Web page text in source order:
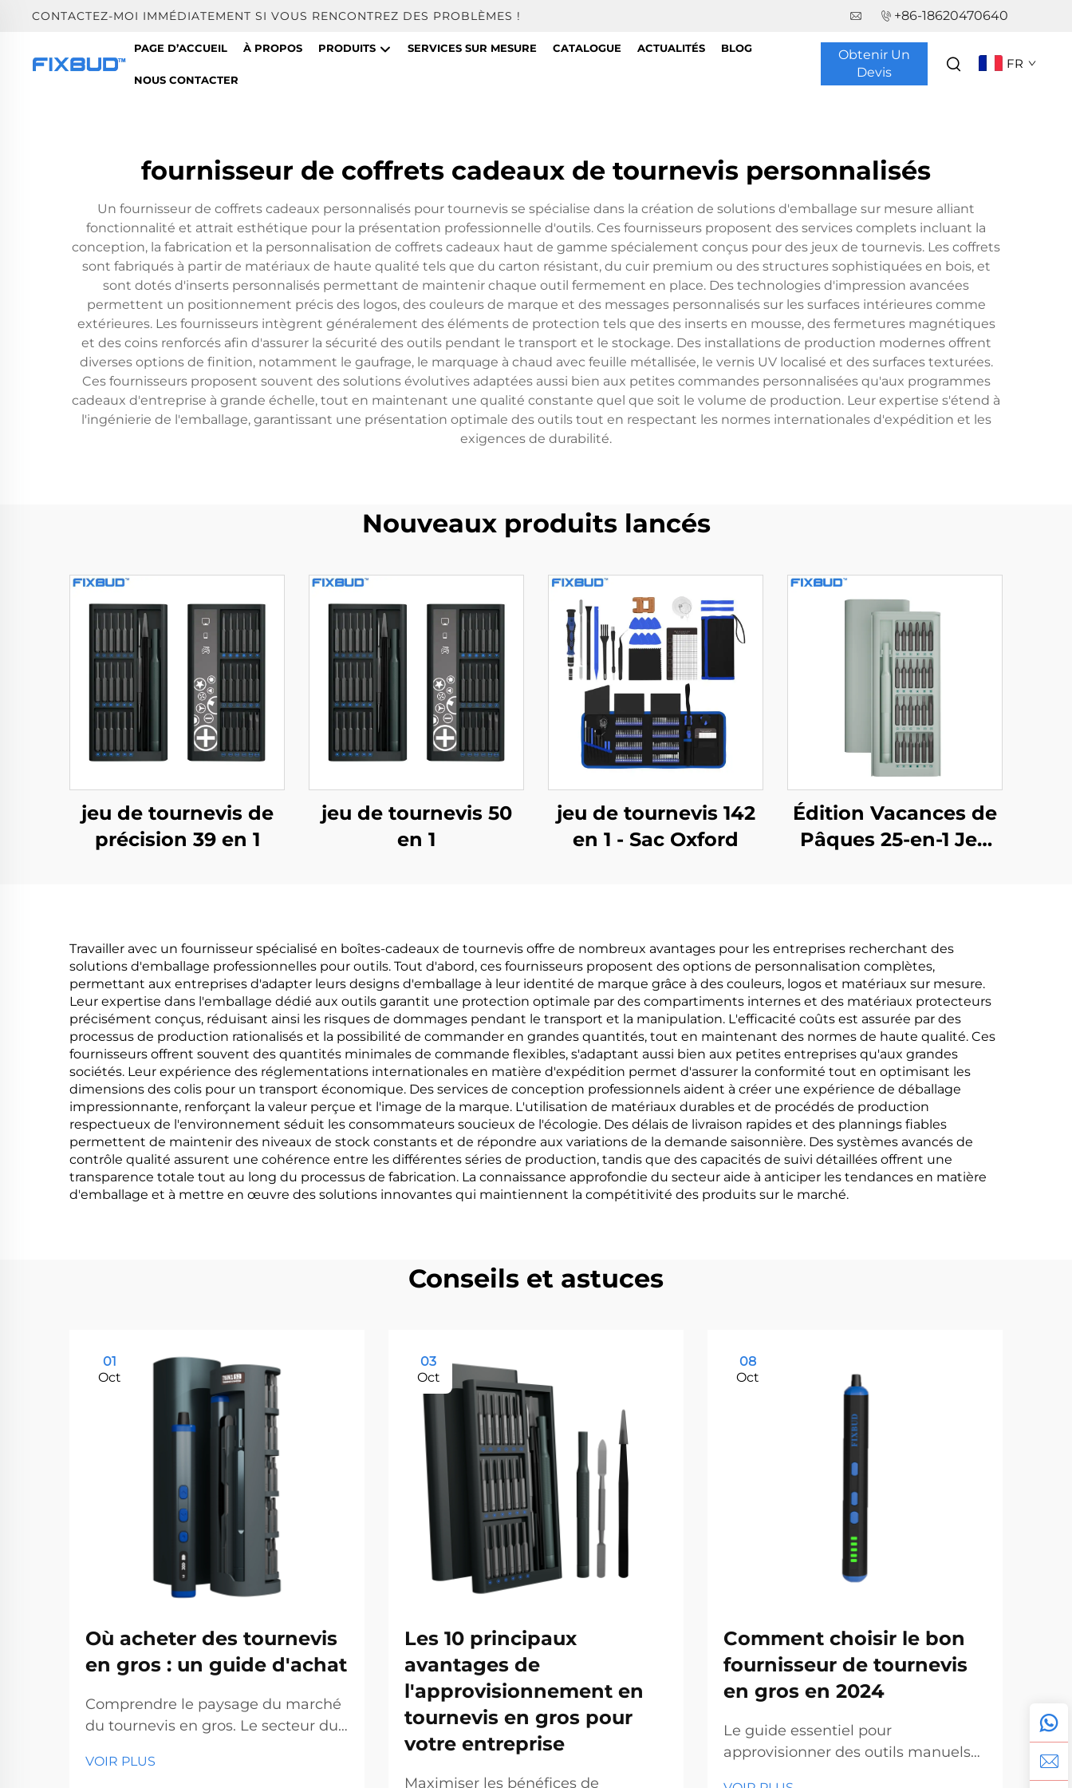
CONTACTEZ-MOI IMMÉDIATEMENT SI VOUS RENCONTREZ DES PROBLÈMES ! +86-18620470640
PAGE D’ACCUEIL À PROPOS PRODUITS SERVICES SUR MESURE CATALOGUE ACTUALITÉS BLOG
NOUS CONTACTER
Obtenir Un
Devis
FR
fournisseur de coffrets cadeaux de tournevis personnalisés
Un fournisseur de coffrets cadeaux personnalisés pour tournevis se spécialise dans la création de solutions d'emballage sur mesure alliant
fonctionnalité et attrait esthétique pour la présentation professionnelle d'outils. Ces fournisseurs proposent des services complets incluant la
conception, la fabrication et la personnalisation de coffrets cadeaux haut de gamme spécialement conçus pour des jeux de tournevis. Les coffrets
sont fabriqués à partir de matériaux de haute qualité tels que du carton résistant, du cuir premium ou des structures sophistiquées en bois, et
sont dotés d'inserts personnalisés permettant de maintenir chaque outil fermement en place. Des technologies d'impression avancées
permettent un positionnement précis des logos, des couleurs de marque et des messages personnalisés sur les surfaces intérieures comme
extérieures. Les fournisseurs intègrent généralement des éléments de protection tels que des inserts en mousse, des fermetures magnétiques
et des coins renforcés afin d'assurer la sécurité des outils pendant le transport et le stockage. Des installations de production modernes offrent
diverses options de finition, notamment le gaufrage, le marquage à chaud avec feuille métallisée, le vernis UV localisé et des surfaces texturées.
Ces fournisseurs proposent souvent des solutions évolutives adaptées aussi bien aux petites commandes personnalisées qu'aux programmes
cadeaux d'entreprise à grande échelle, tout en maintenant une qualité constante quel que soit le volume de production. Leur expertise s'étend à
l'ingénierie de l'emballage, garantissant une présentation optimale des outils tout en respectant les normes internationales d'expédition et les
exigences de durabilité.
Nouveaux produits lancés
jeu de tournevis de
précision 39 en 1
jeu de tournevis 50
en 1
jeu de tournevis 142
en 1 - Sac Oxford
Édition Vacances de
Pâques 25-en-1 Jeu
Travailler avec un fournisseur spécialisé en boîtes-cadeaux de tournevis offre de nombreux avantages pour les entreprises recherchant des
solutions d'emballage professionnelles pour outils. Tout d'abord, ces fournisseurs proposent des options de personnalisation complètes,
permettant aux entreprises d'adapter leurs designs d'emballage à leur identité de marque grâce à des couleurs, logos et matériaux sur mesure.
Leur expertise dans l'emballage dédié aux outils garantit une protection optimale par des compartiments internes et des matériaux protecteurs
précisément conçus, réduisant ainsi les risques de dommages pendant le transport et la manipulation. L'efficacité coûts est assurée par des
processus de production rationalisés et la possibilité de commander en grandes quantités, tout en maintenant des normes de haute qualité. Ces
fournisseurs offrent souvent des quantités minimales de commande flexibles, s'adaptant aussi bien aux petites entreprises qu'aux grandes
sociétés. Leur expérience des réglementations internationales en matière d'expédition permet d'assurer la conformité tout en optimisant les
dimensions des colis pour un transport économique. Des services de conception professionnels aident à créer une expérience de déballage
impressionnante, renforçant la valeur perçue et l'image de la marque. L'utilisation de matériaux durables et de procédés de production
respectueux de l'environnement séduit les consommateurs soucieux de l'écologie. Des délais de livraison rapides et des plannings fiables
permettent de maintenir des niveaux de stock constants et de répondre aux variations de la demande saisonnière. Des systèmes avancés de
contrôle qualité assurent une cohérence entre les différentes séries de production, tandis que des capacités de suivi détaillées offrent une
transparence totale tout au long du processus de fabrication. La connaissance approfondie du secteur aide à anticiper les tendances en matière
d'emballage et à mettre en œuvre des solutions innovantes qui maintiennent la compétitivité des produits sur le marché.
Conseils et astuces
01
Oct
Où acheter des tournevis
en gros : un guide d'achat
Comprendre le paysage du marché
du tournevis en gros. Le secteur du
segment essentiel du marché des
VOIR PLUS
03
Oct
Les 10 principaux
avantages de
l'approvisionnement en
tournevis en gros pour
votre entreprise
Maximiser les bénéfices de
08
Oct
Comment choisir le bon
fournisseur de tournevis
en gros en 2024
Le guide essentiel pour
approvisionner des outils manuels